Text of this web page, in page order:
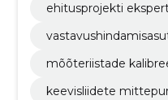
ehitusprojekti
mõõteriistade
keevisliidete